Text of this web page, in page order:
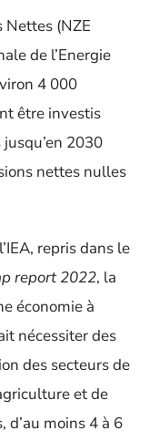
Nettes (NZE
de l’Energie
4 000
être investis
2030
nettes nulles
repris dans le
report 2022, la
économie à
nécessiter des
des secteurs de
et de
d’au moins 4 à 6